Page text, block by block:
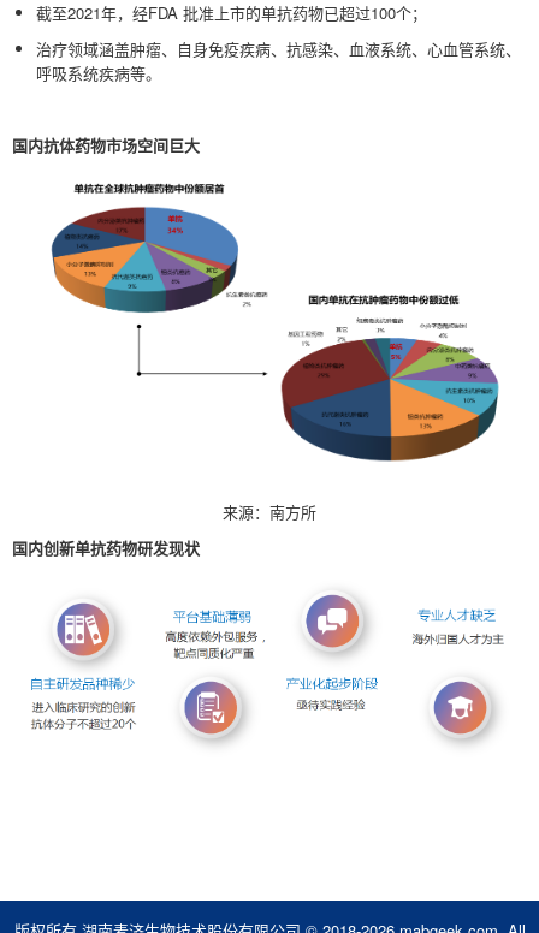
截至2021年，经FDA 批准上市的单抗药物已超过100个；
治疗领域涵盖肿瘤、自身免疫疾病、抗感染、血液系统、心血管系统、
呼吸系统疾病等。
国内抗体药物市场空间巨大
来源：南方所
国内创新单抗药物研发现状